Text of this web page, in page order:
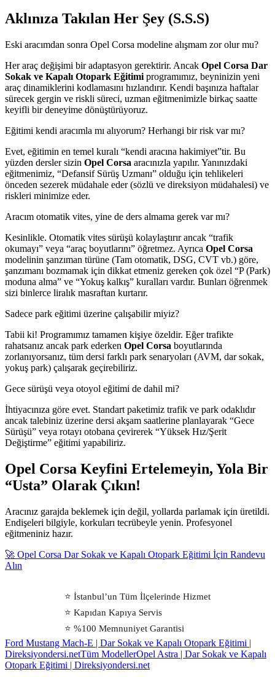
Aklınıza Takılan Her Şey (S.S.S)
Eski aracımdan sonra Opel Corsa modeline alışmam zor olur mu?
Her araç değişimi bir adaptasyon gerektirir. Ancak Opel Corsa Dar
Sokak ve Kapalı Otopark Eğitimi programımız, beyninizin yeni
araç dinamiklerini kodlamasını hızlandırır. Kendi başınıza haftalar
sürecek gergin ve riskli süreci, uzman eğitmenimizle birkaç saatte
keyifli bir deneyime dönüştürüyoruz.
Eğitimi kendi aracımla mı alıyorum? Herhangi bir risk var mı?
Evet, eğitimin en temel kuralı “kendi aracına hakimiyet”tir. Bu
yüzden dersler sizin Opel Corsa aracınızla yapılır. Yanınızdaki
eğitmenimiz, “Defansif Sürüş Uzmanı” olduğu için tehlikeleri
önceden sezerek müdahale eder (sözlü ve direksiyon müdahalesi) ve
riskleri minimize eder.
Aracım otomatik vites, yine de ders almama gerek var mı?
Kesinlikle. Otomatik vites sürüşü kolaylaştırır ancak “trafik
okumayı” veya “araç boyutlarını” öğretmez. Ayrıca Opel Corsa
modelinin şanzıman türüne (Tam otomatik, DSG, CVT vb.) göre,
şanzımanı bozmamak için dikkat etmeniz gereken çok özel “P (Park)
moduna alma” ve “Yokuş kalkış” kuralları vardır. Bunları öğrenmek
sizi binlerce liralık masraftan kurtarır.
Sadece park eğitimi üzerine çalışabilir miyiz?
Tabii ki! Programımız tamamen kişiye özeldir. Eğer trafikte
rahatsanız ancak park ederken Opel Corsa boyutlarında
zorlanıyorsanız, tüm dersi farklı park senaryoları (AVM, dar sokak,
yokuş park) çalışarak geçirebiliriz.
Gece sürüşü veya otoyol eğitimi de dahil mi?
İhtiyacınıza göre evet. Standart paketimiz trafik ve park odaklıdır
ancak talebiniz üzerine dersi akşam saatlerine planlayarak “Gece
Sürüşü” veya rotayı otobana çevirerek “Yüksek Hız/Şerit
Değiştirme” eğitimi yapabiliriz.
Opel Corsa Keyfini Ertelemeyin, Yola Bir
“Usta” Olarak Çıkın!
Aracınız garajda beklemek için değil, yollarda parlamak için üretildi.
Endişeleri bilgiyle, korkuları tecrübeyle yenin. Profesyonel
eğitmeniniz hazır.
🚀 Opel Corsa Dar Sokak ve Kapalı Otopark Eğitimi İçin Randevu
Alın
⭐ İstanbul’un Tüm İlçelerinde Hizmet
⭐ Kapıdan Kapıya Servis
⭐ %100 Memnuniyet Garantisi
Ford Mustang Mach-E | Dar Sokak ve Kapalı Otopark Eğitimi |
Direksiyondersi.netTüm ModellerOpel Astra | Dar Sokak ve Kapalı
Otopark Eğitimi | Direksiyondersi.net